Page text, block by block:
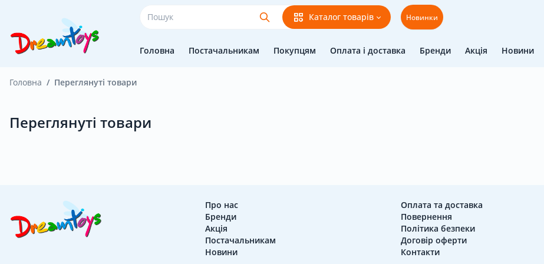
Каталог товарів Новинки
Головна Постачальникам Покупцям Оплата і доставка Бренди Акція Новини
Покупцям
Оплата і доставка
Головна Переглянуті товари
Переглянуті товари
Про нас
Бренди
Акція
Постачальникам
Новини
Оплата та доставка
Повернення
Політика безпеки
Договір оферти
Контакти